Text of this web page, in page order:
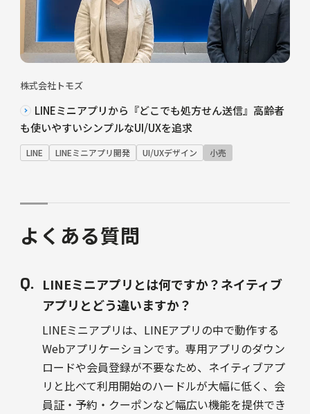
株式会社トモズ
LINEミニアプリから『どこでも処方せん送信』高齢者
も使いやすいシンプルなUI/UXを追求
LINE LINEミニアプリ開発 UI/UXデザイン 小売
よくある質問
LINEミニアプリとは何ですか？ネイティブ
アプリとどう違いますか？
LINEミニアプリは、LINEアプリの中で動作する
Webアプリケーションです。専用アプリのダウン
ロードや会員登録が不要なため、ネイティブアプ
リと比べて利用開始のハードルが大幅に低く、会
員証・予約・クーポンなど幅広い機能を提供でき